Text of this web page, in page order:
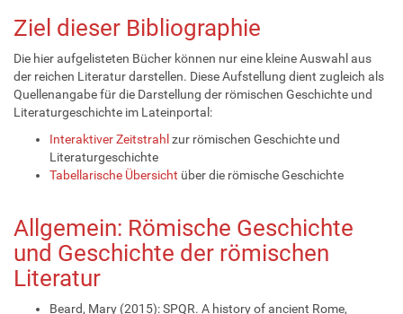
Ziel dieser Bibliographie
Die hier aufgelisteten Bücher können nur eine kleine Auswahl aus
der reichen Literatur darstellen. Diese Aufstellung dient zugleich als
Quellenangabe für die Darstellung der römischen Geschichte und
Literaturgeschichte im Lateinportal:
Interaktiver Zeitstrahl zur römischen Geschichte und
Literaturgeschichte
Tabellarische Übersicht über die römische Geschichte
Allgemein: Römische Geschichte
und Geschichte der römischen
Literatur
Beard, Mary (2015): SPQR. A history of ancient Rome,